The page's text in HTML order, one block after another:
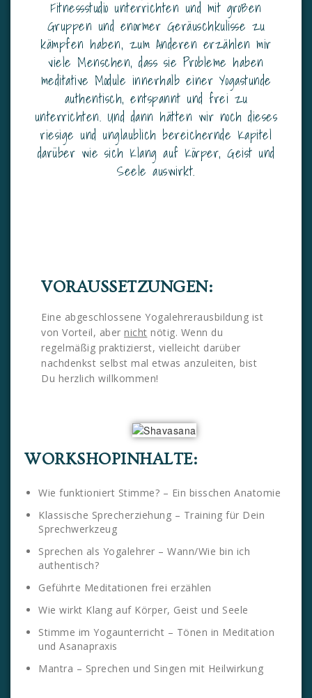
Fitnessstudio unterrichten und mit großen
Gruppen und enormer Geräuschkulisse zu
kämpfen haben, zum Anderen erzählen mir
viele Menschen, dass sie Probleme haben
meditative Module innerhalb einer Yogastunde
authentisch, entspannt und frei zu
unterrichten. Und dann hätten wir noch dieses
riesige und unglaublich bereichernde Kapitel
darüber wie sich Klang auf Körper, Geist und
Seele auswirkt.
VORAUSSETZUNGEN:
Eine abgeschlossene Yogalehrerausbildung ist
von Vorteil, aber nicht nötig. Wenn du
regelmäßig praktizierst, vielleicht darüber
nachdenkst selbst mal etwas anzuleiten, bist
Du herzlich willkommen!
WORKSHOPINHALTE:
Wie funktioniert Stimme? – Ein bisschen Anatomie
Klassische Sprecherziehung – Training für Dein
Sprechwerkzeug
Sprechen als Yogalehrer – Wann/Wie bin ich
authentisch?
Geführte Meditationen frei erzählen
Wie wirkt Klang auf Körper, Geist und Seele
Stimme im Yogaunterricht – Tönen in Meditation
und Asanapraxis
Mantra – Sprechen und Singen mit Heilwirkung